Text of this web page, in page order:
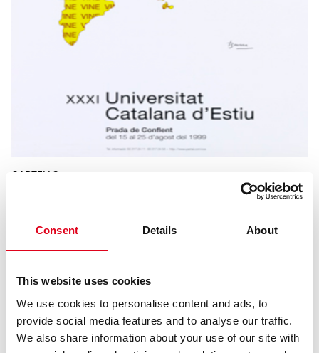
Consent Details About
This website uses cookies
We use cookies to personalise content and ads, to
provide social media features and to analyse our traffic.
We also share information about your use of our site with
CARTELL DE LA UNIVERSITAT CATALANA
D’ESTIU
€75,00